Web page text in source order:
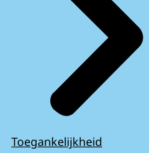
Toegankelijkheid